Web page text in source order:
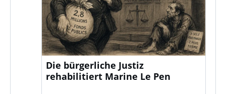
Die bürgerliche Justiz
rehabilitiert Marine Le Pen